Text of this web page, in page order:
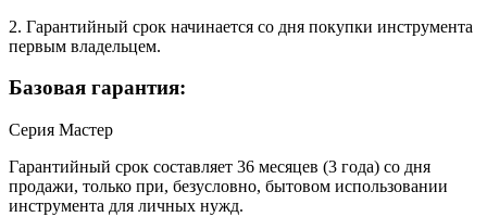
2. Гарантийный срок начинается со дня покупки инструмента
первым владельцем.
Базовая гарантия:
Серия Мастер
Гарантийный срок составляет 36 месяцев (3 года) со дня
продажи, только при, безусловно, бытовом использовании
инструмента для личных нужд.